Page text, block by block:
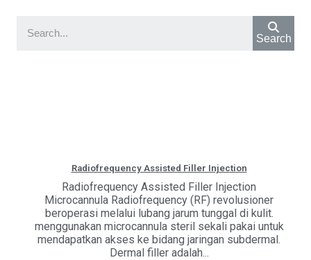
Search
Radiofrequency Assisted Filler Injection
Radiofrequency Assisted Filler Injection
Microcannula Radiofrequency (RF) revolusioner
beroperasi melalui lubang jarum tunggal di kulit.
menggunakan microcannula steril sekali pakai untuk
mendapatkan akses ke bidang jaringan subdermal.
Dermal filler adalah...